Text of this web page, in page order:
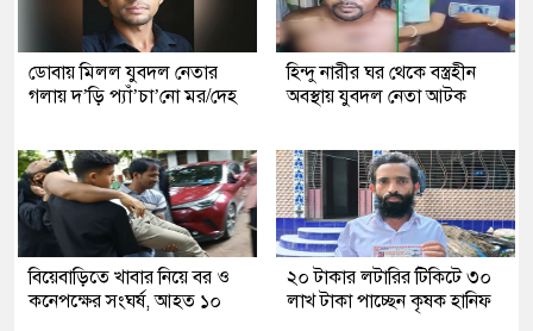
ডোবায় মিলল যুবদল নেতার
গলায় দ’ড়ি প্যাঁ’চা’নো মর/দেহ
হিন্দু নারীর ঘর থেকে বস্ত্রহীন
অবস্থায় যুবদল নেতা আটক
বিয়েবাড়িতে খাবার নিয়ে বর ও
কনেপক্ষের সংঘর্ষ, আহত ১০
২০ টাকার লটারির টিকিটে ৩০
লাখ টাকা পাচ্ছেন কৃষক হানিফ